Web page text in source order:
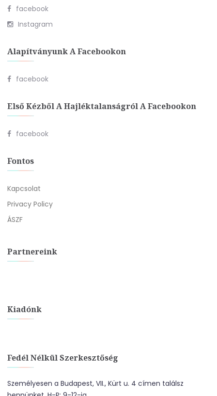
facebook
Instagram
Alapítványunk A Facebookon
facebook
Első Kézből A Hajléktalanságról A Facebookon
facebook
Fontos
Kapcsolat
Privacy Policy
ÁSZF
Partnereink
Kiadónk
Fedél Nélkül Szerkesztőség
Személyesen a Budapest, VII., Kürt u. 4 címen találsz